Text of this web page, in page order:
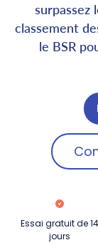
surpassez
classement
le BSR
Essai gratuit de 14
jours